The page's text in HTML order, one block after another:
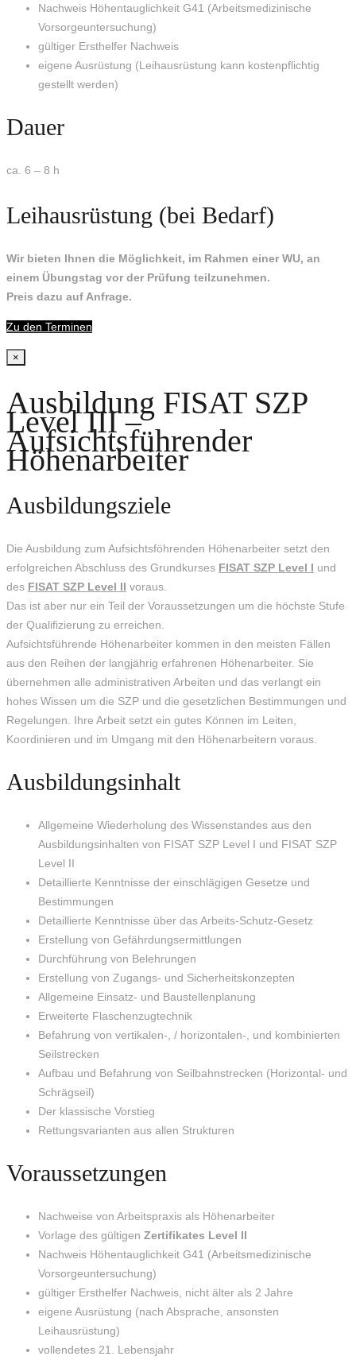
Nachweis Höhentauglichkeit G41 (Arbeitsmedizinische
Vorsorgeuntersuchung)
gültiger Ersthelfer Nachweis
eigene Ausrüstung (Leihausrüstung kann kostenpflichtig
gestellt werden)
Dauer
ca. 6 – 8 h
Leihausrüstung (bei Bedarf)
Wir bieten Ihnen die Möglichkeit, im Rahmen einer WU, an
einem Übungstag vor der Prüfung teilzunehmen.
Preis dazu auf Anfrage.
Zu den Terminen
×
Ausbildung FISAT SZP
Level III –
Aufsichtsführender
Höhenarbeiter
Ausbildungsziele
Die Ausbildung zum Aufsichtsföhrenden Höhenarbeiter setzt den
erfolgreichen Abschluss des Grundkurses FISAT SZP Level I und
des FISAT SZP Level II voraus.
Das ist aber nur ein Teil der Voraussetzungen um die höchste Stufe
der Qualifizierung zu erreichen.
Aufsichtsführende Höhenarbeiter kommen in den meisten Fällen
aus den Reihen der langjährig erfahrenen Höhenarbeiter. Sie
übernehmen alle administrativen Arbeiten und das verlangt ein
hohes Wissen um die SZP und die gesetzlichen Bestimmungen und
Regelungen. Ihre Arbeit setzt ein gutes Können im Leiten,
Koordinieren und im Umgang mit den Höhenarbeitern voraus.
Ausbildungsinhalt
Allgemeine Wiederholung des Wissenstandes aus den
Ausbildungsinhalten von FISAT SZP Level I und FISAT SZP
Level II
Detaillierte Kenntnisse der einschlägigen Gesetze und
Bestimmungen
Detaillierte Kenntnisse über das Arbeits-Schutz-Gesetz
Erstellung von Gefährdungsermittlungen
Durchführung von Belehrungen
Erstellung von Zugangs- und Sicherheitskonzepten
Allgemeine Einsatz- und Baustellenplanung
Erweiterte Flaschenzugtechnik
Befahrung von vertikalen-, / horizontalen-, und kombinierten
Seilstrecken
Aufbau und Befahrung von Seilbahnstrecken (Horizontal- und
Schrägseil)
Der klassische Vorstieg
Rettungsvarianten aus allen Strukturen
Voraussetzungen
Nachweise von Arbeitspraxis als Höhenarbeiter
Vorlage des gültigen Zertifikates Level II
Nachweis Höhentauglichkeit G41 (Arbeitsmedizinische
Vorsorgeuntersuchung)
gültiger Ersthelfer Nachweis, nicht älter als 2 Jahre
eigene Ausrüstung (nach Absprache, ansonsten
Leihausrüstung)
vollendetes 21. Lebensjahr